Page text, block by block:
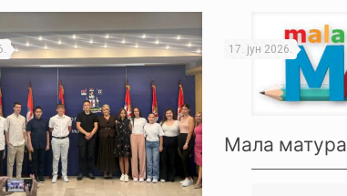
17. јун 2026.
Мала матура